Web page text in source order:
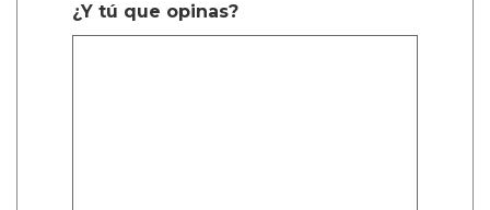
¿Y tú que opinas?